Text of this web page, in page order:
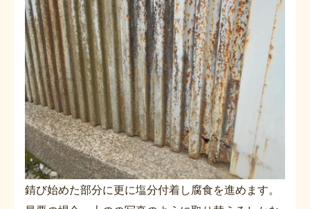
錆び始めた部分に更に塩分付着し腐食を進めます。